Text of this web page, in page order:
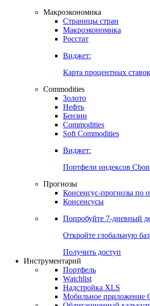
Макроэкономика
Страницы стран
Макроэкономика
Росстат
Виджет:
Карта процентных ставок
Commodities
Золото
Нефть
Бензин
Commodities
Soft Commodities
Виджет:
Портфели индексов
Прогнозы
Консенсус-прогнозы по
Консенсусы
Попробуйте 7-дневный
Откройте глобальную
Получить доступ
Инструментарий
Портфель
Watchlist
Надстройка XLS
Мобильное приложение